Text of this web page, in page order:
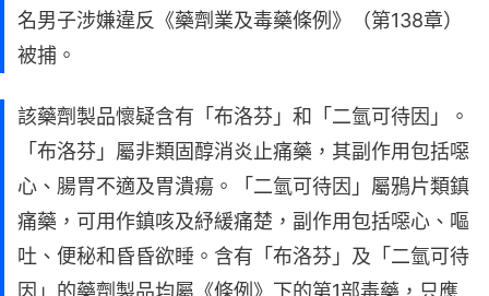
名男子涉嫌違反《藥劑業及毒藥條例》（第138章）
被捕。
該藥劑製品懷疑含有「布洛芬」和「二氫可待因」。
「布洛芬」屬非類固醇消炎止痛藥，其副作用包括噁
心、腸胃不適及胃潰瘍。「二氫可待因」屬鴉片類鎮
痛藥，可用作鎮咳及紓緩痛楚，副作用包括噁心、嘔
吐、便秘和昏昏欲睡。含有「布洛芬」及「二氫可待